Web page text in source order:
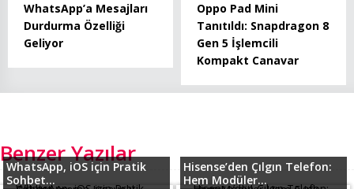
WhatsApp’a Mesajları
Durdurma Özelliği
Geliyor
Oppo Pad Mini
Tanıtıldı: Snapdragon 8
Gen 5 İşlemcili
Kompakt Canavar
Benzer Yazılar
WhatsApp, iOS için Pratik
Sohbet...
Hisense’den Çılgın Telefon:
Hem Modüler...